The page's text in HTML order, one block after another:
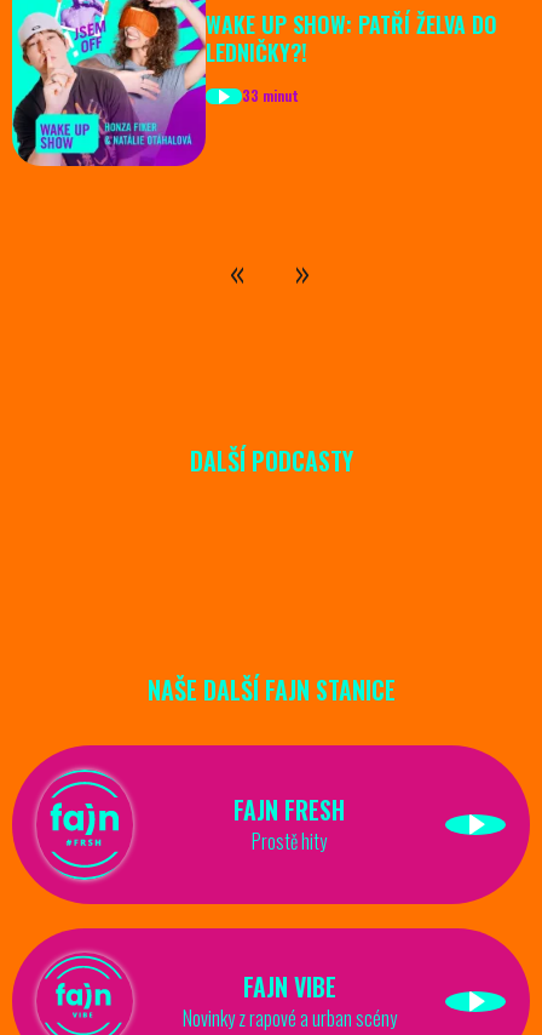
WAKE UP SHOW: PATŘÍ ŽELVA DO
LEDNIČKY?!
33 minut
DALŠÍ PODCASTY
NAŠE DALŠÍ FAJN STANICE
FAJN FRESH
Prostě hity
FAJN VIBE
Novinky z rapové a urban scény